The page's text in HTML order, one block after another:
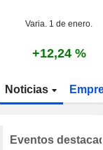
Varia. 1 de enero.
+12,24 %
Noticias
Eventos